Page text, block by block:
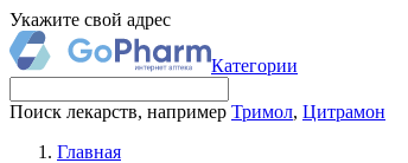
Укажите свой адрес
Категории
Поиск лекарств, например Тримол, Цитрамон
Главная